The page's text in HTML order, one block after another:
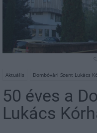
Aktuális Dombóvári Szent Lukács
50 éves a
Lukács